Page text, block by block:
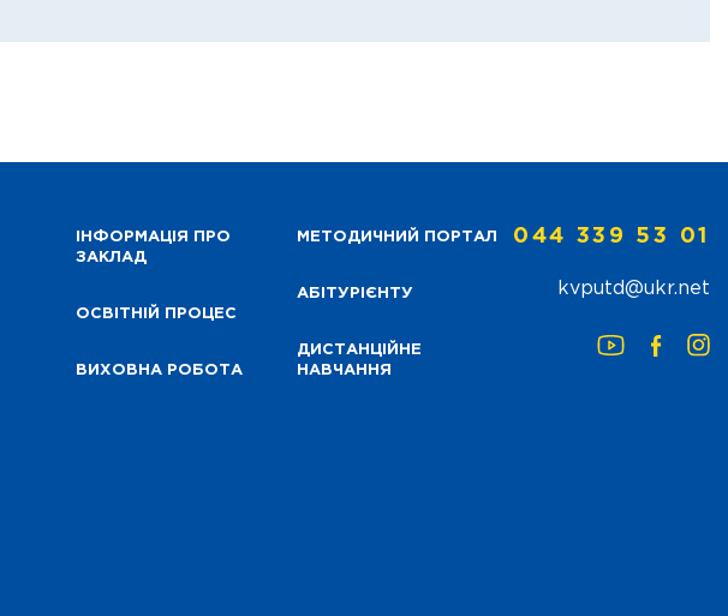
ІНФОРМАЦІЯ ПРО
ЗАКЛАД
ОСВІТНІЙ ПРОЦЕС
ВИХОВНА РОБОТА
МЕТОДИЧНИЙ ПОРТАЛ
АБІТУРІЄНТУ
ДИСТАНЦІЙНЕ
НАВЧАННЯ
044 339 53 01
kvputd@ukr.net